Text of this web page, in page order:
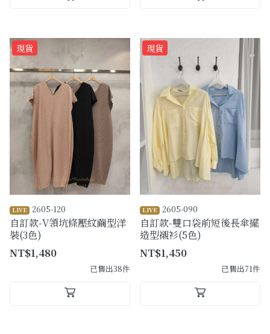
現貨
LIVE 2605-120
自訂款-V領坑條壓紋繭型洋
裝(3色)
NT$1,480
已售出38件
現貨
LIVE 2605-090
自訂款-雙口袋前短後長傘擺
造型襯衫(5色)
NT$1,450
已售出71件